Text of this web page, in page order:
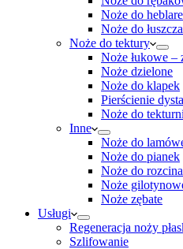
Noże do
Noże do
Noże do tektury
Noże łukowe –
Noże dzielone
Noże do klapek
Pierścienie
Noże do
Inne
Noże do
Noże do pianek
Noże do
Noże
Noże zębate
Usługi
Regeneracja noży
Szlifowanie